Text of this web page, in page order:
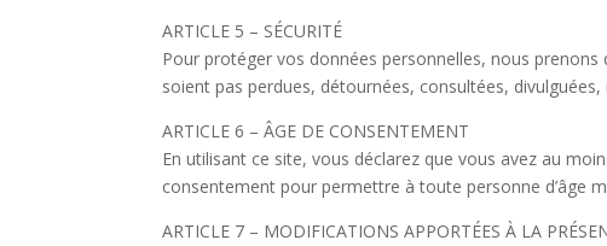
ARTICLE 5 – SÉCURITÉ
Pour protéger vos données personnelles, nous prenons
soient pas perdues, détournées, consultées,
ARTICLE 6 – ÂGE DE CONSENTEMENT
En utilisant ce site, vous déclarez que vous avez au
consentement pour permettre à toute personne d’âge
ARTICLE 7 – MODIFICATIONS APPORTÉES À LA